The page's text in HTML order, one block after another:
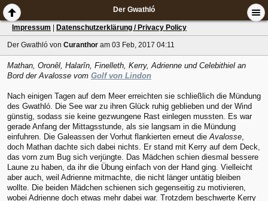
Der Gwathló
Impressum Datenschutzerklärung / Privacy Policy
Der Gwathló von Curanthor am 03 Feb, 2017 04:11
Mathan, Oronêl, Halarîn, Finelleth, Kerry, Adrienne und Celebithiel an
Bord der Avalosse vom Golf von Lindon
Nach einigen Tagen auf dem Meer erreichten sie schließlich die Mündung
des Gwathló. Die See war zu ihren Glück ruhig geblieben und der Wind
günstig, sodass sie keine gezwungene Rast einlegen mussten. Es war
gerade Anfang der Mittagsstunde, als sie langsam in die Mündung
einfuhren. Die Galeassen der Vorhut flankierten erneut dieAvalosse,
doch Mathan dachte sich dabei nichts. Er stand mit Kerry auf dem Deck,
das vorn zum Bug sich verjüngte. Das Mädchen schien diesmal bessere
Laune zu haben, da ihr die Übung einfach von der Hand ging. Vielleicht
aber auch, weil Adrienne mitmachte, die nicht länger untätig bleiben
wollte. Die beiden Mädchen schienen sich gegenseitig zu motivieren,
wobei Adrienne doch etwas mehr dabei war. Trotzdem beschwerte Kerry